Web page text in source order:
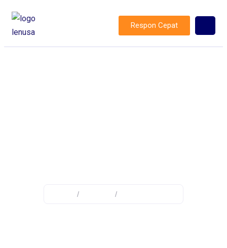
Respon Cepat
/ /